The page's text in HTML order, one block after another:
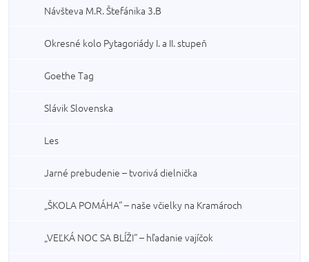
Návšteva M.R. Štefánika 3.B
Okresné kolo Pytagoriády I. a II. stupeň
Goethe Tag
Slávik Slovenska
Les
Jarné prebudenie – tvorivá dielnička
„ŠKOLA POMÁHA“ – naše včielky na Kramároch
„VEĽKÁ NOC SA BLÍŽI“ – hľadanie vajíčok